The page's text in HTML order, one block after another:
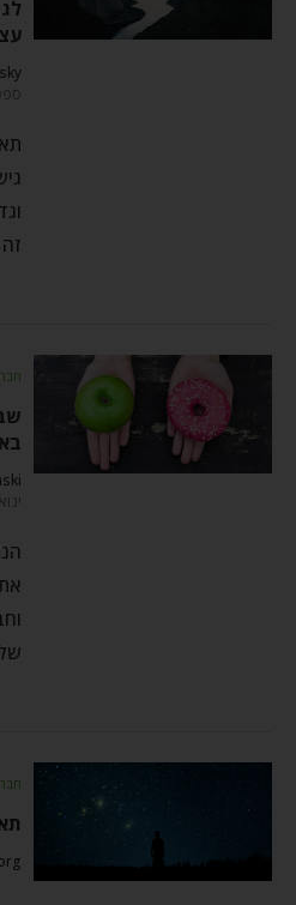
ינואר 15,